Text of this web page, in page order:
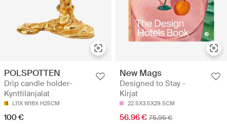
POLSPOTTEN
Drip candle holder-
Kynttilänjalat
L11X W18X H25CM
100 €
New Mags
Designed to Stay -
Kirjat
22.5X3.5X29.5CM
56.96 € 75.95 €